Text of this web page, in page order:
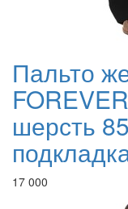
Пальто
шерсть
17 000